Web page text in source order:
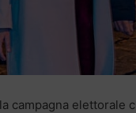
campagna elettorale